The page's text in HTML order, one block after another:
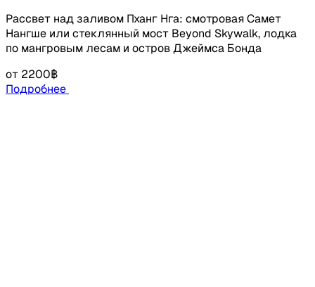
Рассвет над заливом Пханг Нга: смотровая Самет
Нангше или стеклянный мост Beyond Skywalk, лодка
по мангровым лесам и остров Джеймса Бонда
от 2200฿
Подробнее